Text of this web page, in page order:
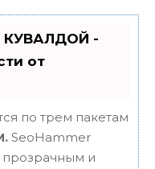
КУВАЛДОЙ -
от
по трем пакетам
SeoHammer
прозрачным и